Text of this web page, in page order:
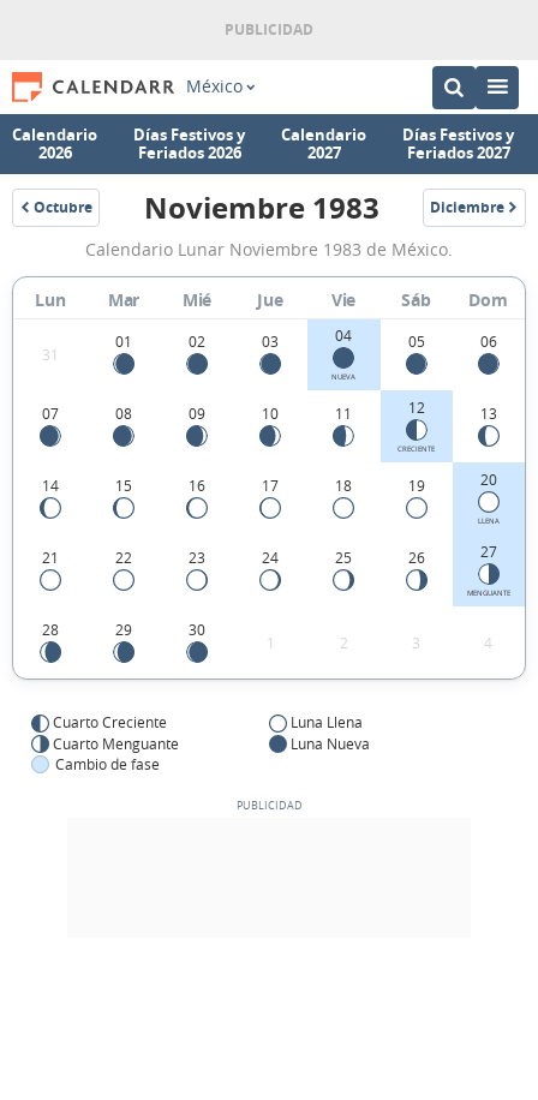
México
Calendario
2026
Días Festivos y
Feriados 2026
Calendario
2027
Días Festivos y
Feriados 2027
Octubre
1983
Calendario
Lunar
Noviembre
1983
de
México.
Noviembre 1983 Diciembre
1983
Calendario Lunar Noviembre 1983 de México.
Lun Mar Mié Jue Vie Sáb Dom
31
01 02 03 04
NUEVA
05 06
07 08 09 10 11 12
CRECIENTE
13
14 15 16 17 18 19 20
LLENA
21 22 23 24 25 26 27
MENGUANTE
28 29 30
1 2 3 4
Cuarto Creciente
Luna Llena
Cuarto Menguante
Luna Nueva
Cambio de fase